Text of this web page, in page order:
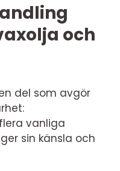
och
del som avgör
vanliga
sin känsla och